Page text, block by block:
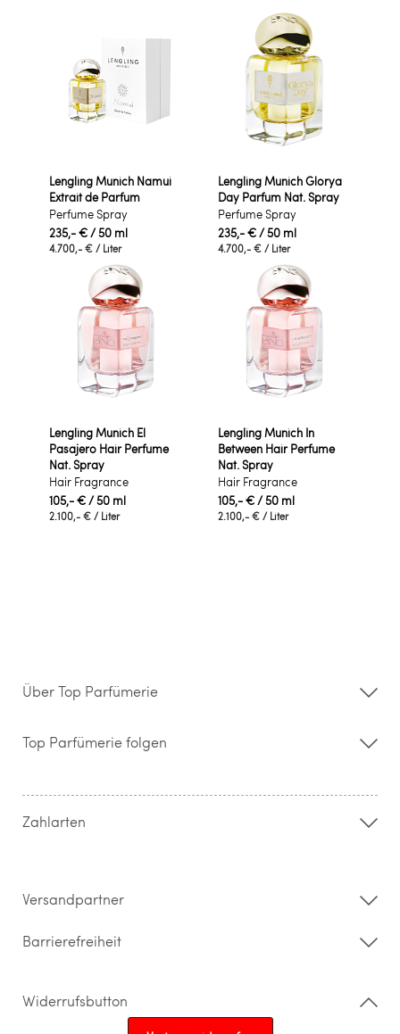
Lengling Munich Namui
Extrait de Parfum
Perfume Spray
235,- €/ 50 ml
4.700,- € / Liter
Lengling Munich Glorya
Day Parfum Nat. Spray
Perfume Spray
235,- €/ 50 ml
4.700,- € / Liter
Lengling Munich El
Pasajero Hair Perfume
Nat. Spray
Hair Fragrance
105,- €/ 50 ml
2.100,- € / Liter
Lengling Munich In
Between Hair Perfume
Nat. Spray
Hair Fragrance
105,- €/ 50 ml
2.100,- € / Liter
Über Top Parfümerie
Storefinder
Kontakt
Widerrufsrecht & Rückgabebedingungen
Top Parfümerie folgen
Zahlarten
Versandpartner
Barrierefreiheit
Widerrufsbutton